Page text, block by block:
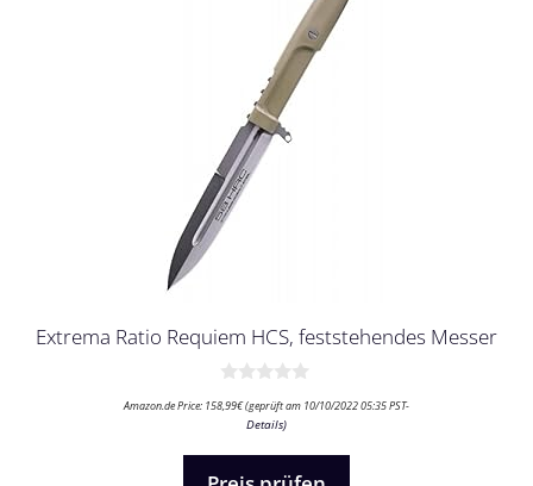
Extrema Ratio Requiem HCS, feststehendes Messer
v
Amazon.de Price: 158,99€(geprüft am 10/10/2022 05:35 PST-
Details)